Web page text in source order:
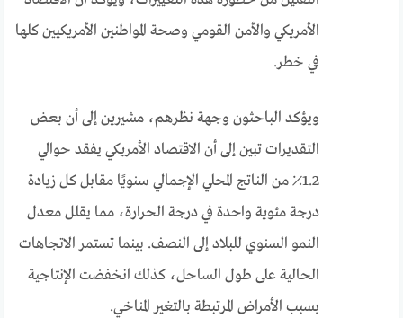
الأمريكي والأمن القومي وصحة المواطنين الأمريكيين كلها
في خطر.
ويؤكد الباحثون وجهة نظرهم، مشيرين إلى أن بعض
التقديرات تبين إلى أن الاقتصاد الأمريكي يفقد حوالي
1.2٪ من الناتج المحلي الإجمالي سنويًا مقابل كل زيادة
درجة مئوية واحدة في درجة الحرارة، مما يقلل معدل
النمو السنوي للبلاد إلى النصف. بينما تستمر الاتجاهات
الحالية على طول الساحل، كذلك انخفضت الإنتاجية
بسبب الأمراض المرتبطة بالتغير المناخي.